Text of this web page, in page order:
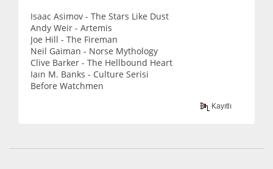
Isaac Asimov - The Stars Like Dust
Andy Weir - Artemis
Joe Hill - The Fireman
Neil Gaiman - Norse Mythology
Clive Barker - The Hellbound Heart
Iaın M. Banks - Culture Serisi
Before Watchmen
Kayıtlı